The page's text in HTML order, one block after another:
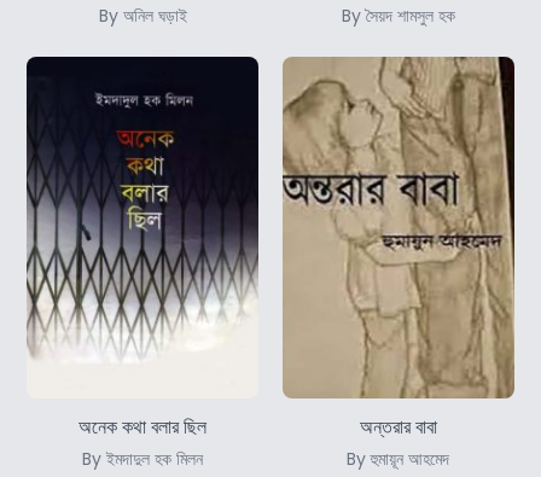
By অনিল ঘড়াই By সৈয়দ শামসুল হক
অনেক কথা বলার ছিল
By ইমদাদুল হক মিলন
অন্তরার বাবা
By হুমায়ূন আহমেদ